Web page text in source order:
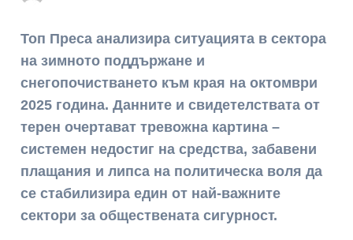
Топ Преса анализира ситуацията в сектора
на зимното поддържане и
снегопочистването към края на октомври
2025 година. Данните и свидетелствата от
терен очертават тревожна картина –
системен недостиг на средства, забавени
плащания и липса на политическа воля да
се стабилизира един от най-важните
сектори за обществената сигурност.